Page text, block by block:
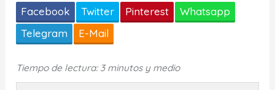
Facebook
Twitter Pinterest
Whatsapp
Telegram
E-Mail
Tiempo de lectura: 3 minutos y medio